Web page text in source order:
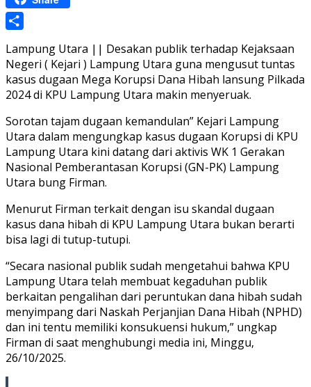
Lampung Utara || Desakan publik terhadap Kejaksaan
Negeri ( Kejari ) Lampung Utara guna mengusut tuntas
kasus dugaan Mega Korupsi Dana Hibah lansung Pilkada
2024 di KPU Lampung Utara makin menyeruak.
Sorotan tajam dugaan kemandulan” Kejari Lampung
Utara dalam mengungkap kasus dugaan Korupsi di KPU
Lampung Utara kini datang dari aktivis WK 1 Gerakan
Nasional Pemberantasan Korupsi (GN-PK) Lampung
Utara bung Firman.
Menurut Firman terkait dengan isu skandal dugaan
kasus dana hibah di KPU Lampung Utara bukan berarti
bisa lagi di tutup-tutupi.
“Secara nasional publik sudah mengetahui bahwa KPU
Lampung Utara telah membuat kegaduhan publik
berkaitan pengalihan dari peruntukan dana hibah sudah
menyimpang dari Naskah Perjanjian Dana Hibah (NPHD)
dan ini tentu memiliki konsukuensi hukum,” ungkap
Firman di saat menghubungi media ini, Minggu,
26/10/2025.